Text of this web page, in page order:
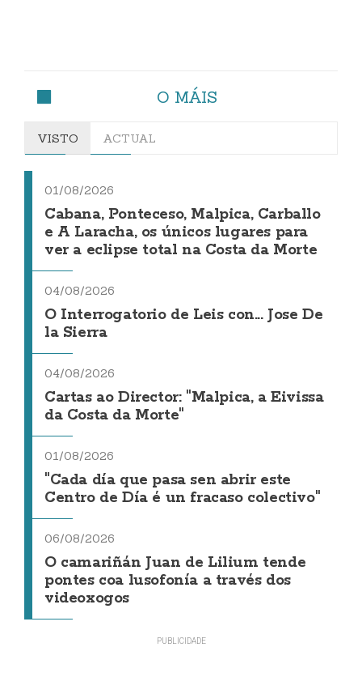
O MÁIS
VISTO ACTUAL
01/08/2026
Cabana, Ponteceso, Malpica, Carballo
e A Laracha, os únicos lugares para
ver a eclipse total na Costa da Morte
04/08/2026
O Interrogatorio de Leis con... Jose De
la Sierra
04/08/2026
Cartas ao Director: "Malpica, a Eivissa
da Costa da Morte"
01/08/2026
"Cada día que pasa sen abrir este
Centro de Día é un fracaso colectivo"
06/08/2026
O camariñán Juan de Lilium tende
pontes coa lusofonía a través dos
videoxogos